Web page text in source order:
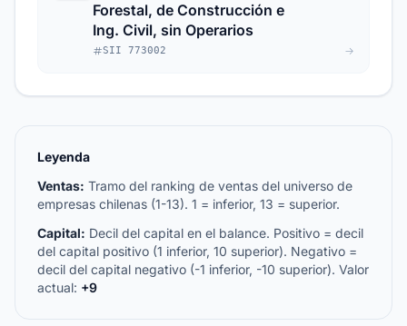
Forestal, de Construcción e
Ing. Civil, sin Operarios
SII 773002
Leyenda
Ventas: Tramo del ranking de ventas del universo de
empresas chilenas (1-13). 1 = inferior, 13 = superior.
Capital: Decil del capital en el balance. Positivo = decil
del capital positivo (1 inferior, 10 superior). Negativo =
decil del capital negativo (-1 inferior, -10 superior). Valor
actual: +9